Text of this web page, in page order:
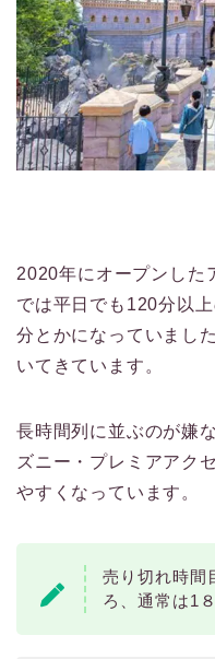
2020年にオープンした
では平日でも120分以
分とかになっていまし
いてきています。
長時間列に並ぶのが嫌
ズニー・プレミアアク
やすくなっています。
売り切れ時間
ろ、通常は1